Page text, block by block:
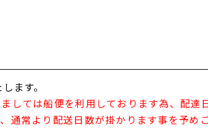
ます。
しては船便を利用しております為、配達
常より配送日数が掛かります事を予め